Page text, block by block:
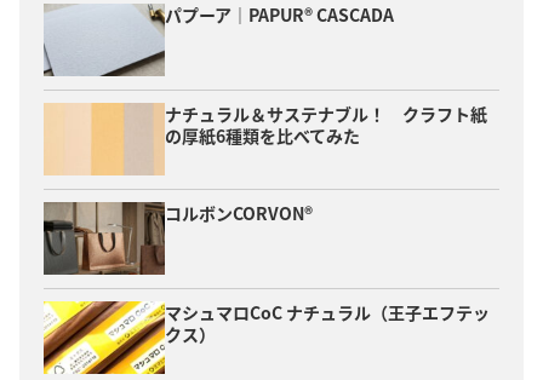
パプーア｜PAPUR® CASCADA
ナチュラル＆サステナブル！ クラフト紙
の厚紙6種類を比べてみた
コルボンCORVON®
マシュマロCoC ナチュラル（王子エフテッ
クス）